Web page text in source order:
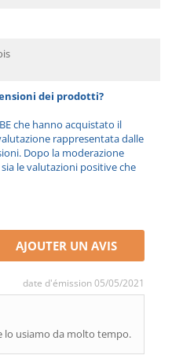
dei prodotti?
che hanno acquistato il
rappresentata dalle
Dopo la moderazione
le valutazioni positive che
AJOUTER UN AVIS
date d'émission 05/05/2021
lo usiamo da molto tempo.